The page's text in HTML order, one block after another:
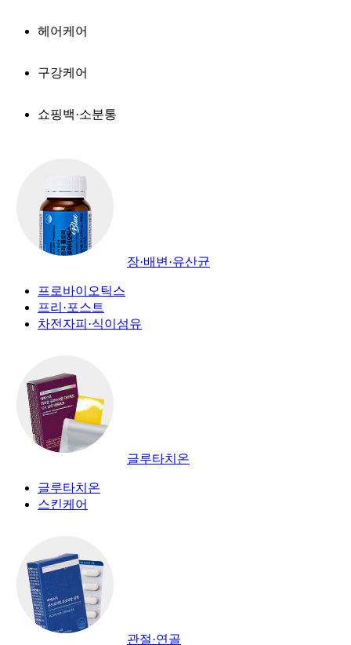
헤어케어
구강케어
쇼핑백·소분통
장·배변·유산균
프로바이오틱스
프리·포스트
차전자피·식이섬유
글루타치온
글루타치온
스킨케어
관절·연골